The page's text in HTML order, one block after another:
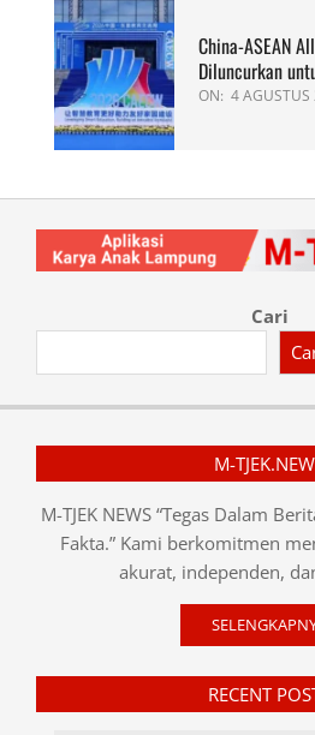
China-ASEAN
Diluncurkan
ON: 4
Cari
M-
M-TJEK NEWS “Tegas Dalam
Fakta.” Kami berkomitmen
akurat, independen,
RECENT